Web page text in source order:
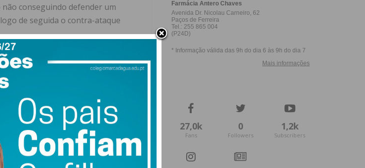
não conseguindo defender um
de seguida o contra-ataque
no Campeonato Placard, o
novamente a baliza de Alvaro
para ampliar o marcador,
pouco perigo causaram ao
esclarecimento ofensivo por
quatro acima das equipas que
recebe no Pavilhão Municipal
27,0k
Fans
0
Followers
1,2k
Subscribers